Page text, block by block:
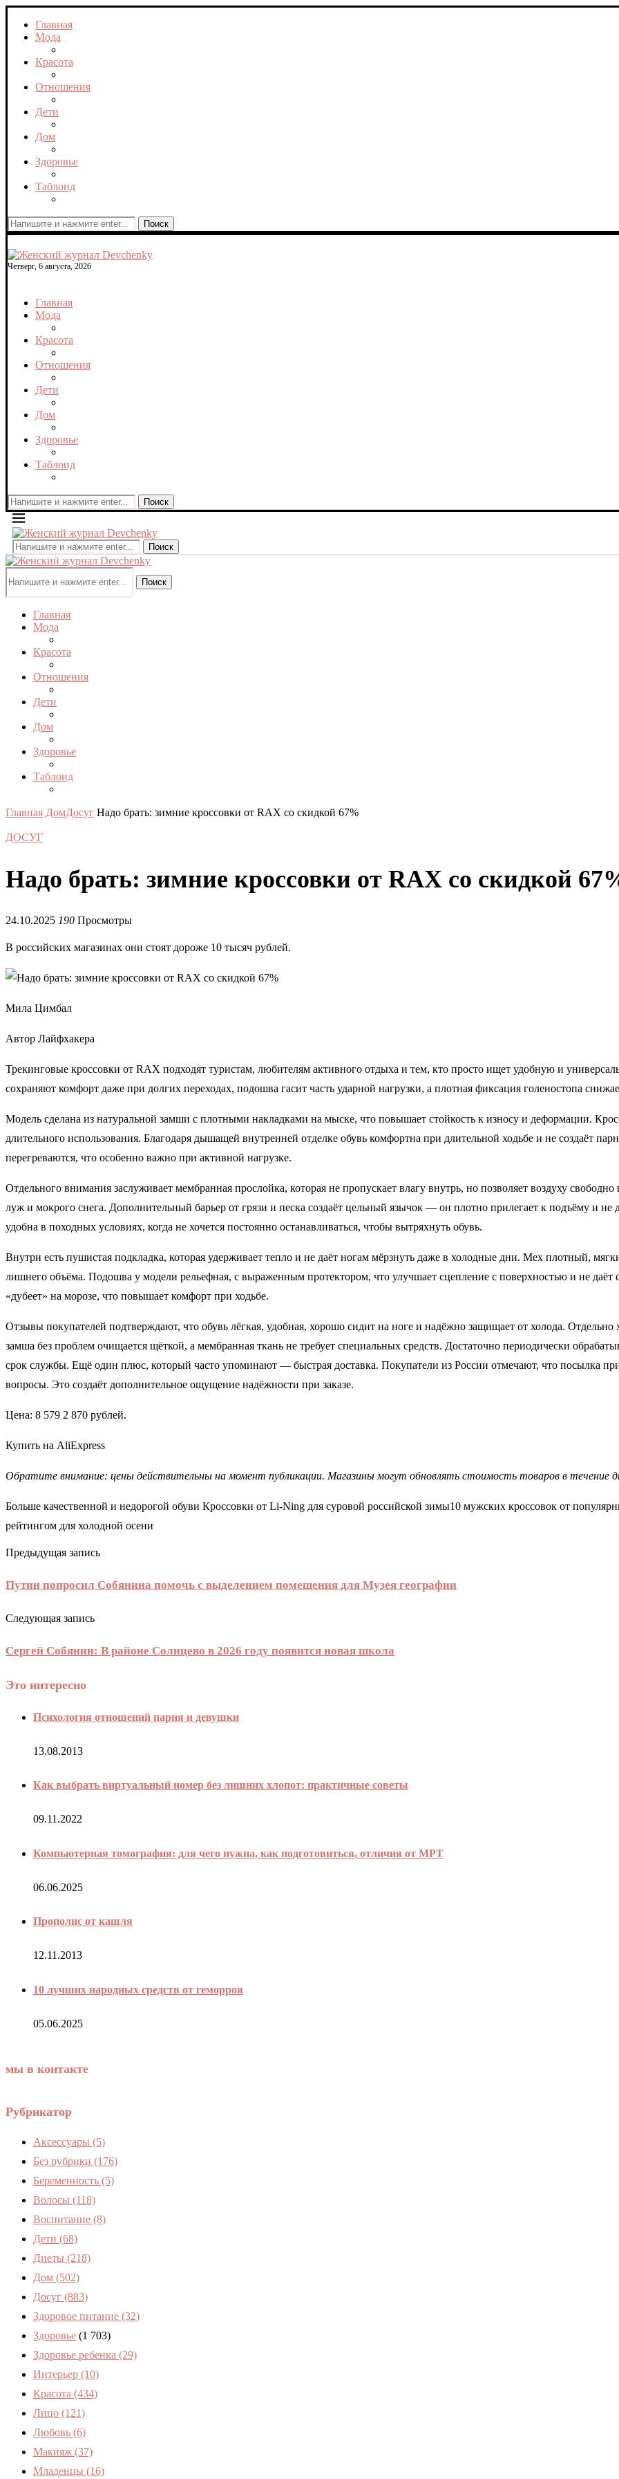
Главная
Мода
Красота
Отношения
Дети
Дом
Здоровье
Таблоид
Поиск
Четверг, 6 августа, 2026
Главная
Мода
Красота
Отношения
Дети
Дом
Здоровье
Таблоид
Поиск
Поиск
Поиск
Главная
Мода
Красота
Отношения
Дети
Дом
Здоровье
Таблоид
Главная ДомДосуг Надо брать: зимние кроссовки от RAX со скидкой 67%
ДОСУГ
Надо брать: зимние кроссовки от RAX со скидкой
24.10.2025 190 Просмотры
В российских магазинах они стоят дороже 10 тысяч рублей.
Мила Цимбал
Автор Лайфхакера
Трекинговые кроссовки от RAX подходят туристам, любителям активного отдыха и тем, кто просто ищет удобную и
сохраняют комфорт даже при долгих переходах, подошва гасит часть ударной нагрузки, а плотная фиксация голеностопа
Модель сделана из натуральной замши с плотными накладками на мыске, что повышает стойкость к износу и деформации.
длительного использования. Благодаря дышащей внутренней отделке обувь комфортна при длительной ходьбе и не создаёт
перегреваются, что особенно важно при активной нагрузке.
Отдельного внимания заслуживает мембранная прослойка, которая не пропускает влагу внутрь, но позволяет воздуху
луж и мокрого снега. Дополнительный барьер от грязи и песка создаёт цельный язычок — он плотно прилегает к подъёму и не
удобна в походных условиях, когда не хочется постоянно останавливаться, чтобы вытряхнуть обувь.
Внутри есть пушистая подкладка, которая удерживает тепло и не даёт ногам мёрзнуть даже в холодные дни. Мех плотный,
лишнего объёма. Подошва у модели рельефная, с выраженным протектором, что улучшает сцепление с поверхностью и не даёт
«дубеет» на морозе, что повышает комфорт при ходьбе.
Отзывы покупателей подтверждают, что обувь лёгкая, удобная, хорошо сидит на ноге и надёжно защищает от холода.
замша без проблем очищается щёткой, а мембранная ткань не требует специальных средств. Достаточно периодически
срок службы. Ещё один плюс, который часто упоминают — быстрая доставка. Покупатели из России отмечают, что посылка
вопросы. Это создаёт дополнительное ощущение надёжности при заказе.
Цена: 8 579 2 870 рублей.
Купить на AliExpress
Обратите внимание: цены действительны на момент публикации. Магазины могут обновлять стоимость товаров в течение
Больше качественной и недорогой обуви Кроссовки от Li-Ning для суровой российской зимы10 мужских кроссовок от
рейтингом для холодной осени
Предыдущая запись
Путин попросил Собянина помочь с выделением помещения для Музея географии
Следующая запись
Сергей Собянин: В районе Солнцево в 2026 году появится новая школа
Это интересно
Психология отношений парня и девушки
13.08.2013
Как выбрать виртуальный номер без лишних хлопот: практичные советы
09.11.2022
Компьютерная томография: для чего нужна, как подготовиться, отличия от МРТ
06.06.2025
Прополис от кашля
12.11.2013
10 лучших народных средств от геморроя
05.06.2025
мы в контакте
Рубрикатор
Аксессуары (5)
Без рубрики (176)
Беременность (5)
Волосы (118)
Воспитание (8)
Дети (68)
Диеты (218)
Дом (502)
Досуг (883)
Здоровое питание (32)
Здоровье (1 703)
Здоровье ребенка (29)
Интерьер (10)
Красота (434)
Лицо (121)
Любовь (6)
Макияж (37)
Младенцы (16)